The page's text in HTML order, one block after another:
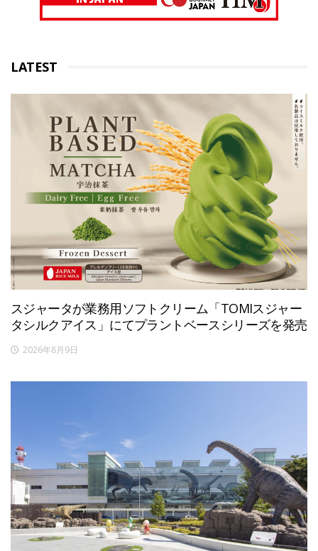
LATEST
スジャータが業務用ソフトクリーム「TOMIスジャー
タシルクアイス」にてプラントベースシリーズを発売
2026年8月9日